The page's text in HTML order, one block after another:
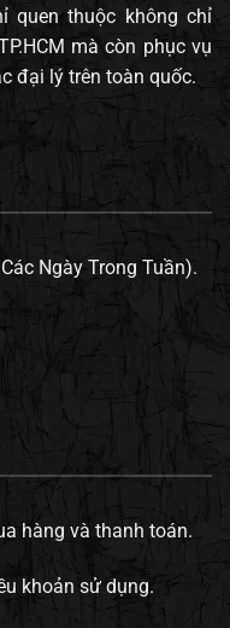
quen thuộc không chỉ
mà còn phục vụ
đại lý trên toàn quốc.
Ngày Trong Tuần).
hàng và thanh toán.
khoản sử dụng.